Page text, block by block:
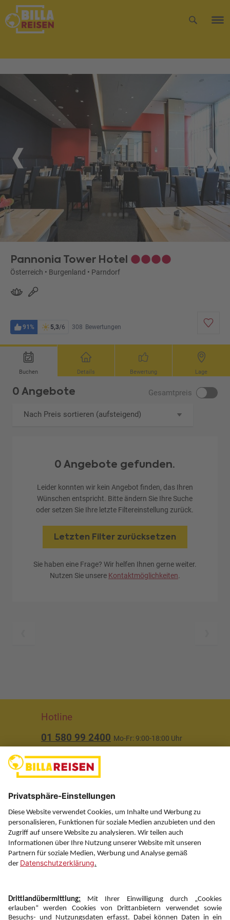
Pannonia Tower Hotel
Österreich • Burgenland • Parndorf
91% 5,3/6 308 Bewertungen
Buchen Details Bewertung Lage
0 Angebote Gesamtpreis
Nach Preis sortieren (aufsteigend)
0 Angebote gefunden.
Leider konnten wir kein Angebot finden, das Ihren
Wünschen entspricht. Bitte ändern Sie Ihre Suche
oder setzen Sie Ihre letzte Filtereinstellung zurück.
Letzten Filter zurücksetzen
Sie haben eine Frage? Wir helfen Ihnen gerne weiter.
Nutzen Sie unsere Kontaktmöglichkeiten.
Hotline
01 580 99 2400 Mo-Fr: 9:00-18:00 Uhr
Über uns
Service
Information
Folgen Sie uns auf
Newsletter: